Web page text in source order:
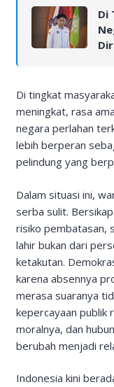
Di
Di tingkat
meningkat, rasa
negara perlahan
lebih berperan
pelindung yang
Dalam situasi ini,
serba sulit.
risiko pembatasan,
lahir bukan dari
ketakutan.
karena absennya
merasa suaranya
kepercayaan publik
moralnya, dan
berubah menjadi
Indonesia kini